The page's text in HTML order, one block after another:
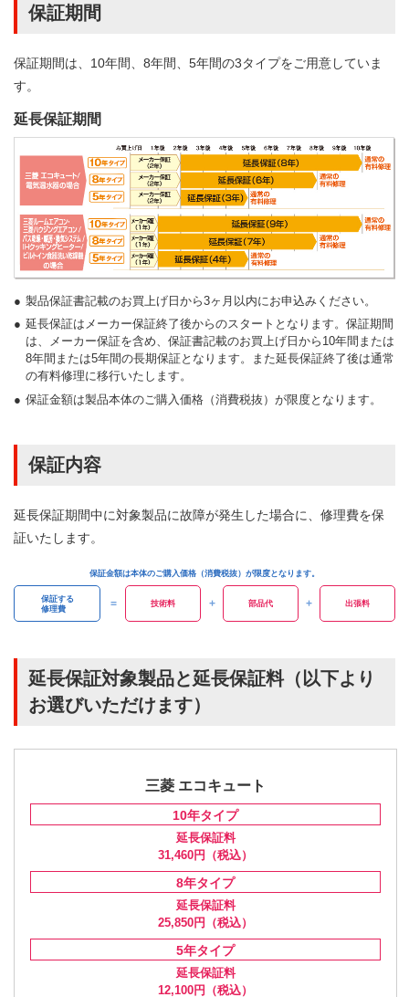
保証期間
保証期間は、10年間、8年間、5年間の3タイプをご用意していま
す。
延長保証期間
製品保証書記載のお買上げ日から3ヶ月以内にお申込みください。
延長保証はメーカー保証終了後からのスタートとなります。保証期間
は、メーカー保証を含め、保証書記載のお買上げ日から10年間または
8年間または5年間の長期保証となります。また延長保証終了後は通常
の有料修理に移行いたします。
保証金額は製品本体のご購入価格（消費税抜）が限度となります。
保証内容
延長保証期間中に対象製品に故障が発生した場合に、修理費を保
証いたします。
保証金額は本体のご購入価格（消費税抜）が限度となります。
保証する
修理費
技術料 部品代 出張料
延長保証対象製品と延長保証料（以下より
お選びいただけます）
三菱 エコキュート
10年タイプ
延長保証料
31,460円 （税込）
8年タイプ
延長保証料
25,850円 （税込）
5年タイプ
延長保証料
12,100円 （税込）